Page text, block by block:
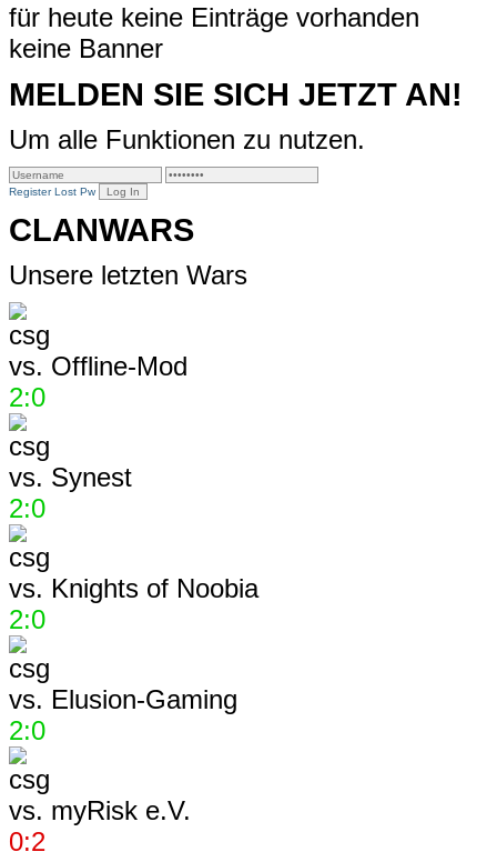
für heute keine Einträge vorhanden
keine Banner
MELDEN SIE SICH JETZT AN!
Um alle Funktionen zu nutzen.
Register Lost Pw
CLANWARS
Unsere letzten Wars
vs. Offline-Mod
2:0
vs. Synest
2:0
vs. Knights of Noobia
2:0
vs. Elusion-Gaming
2:0
vs. myRisk e.V.
0:2